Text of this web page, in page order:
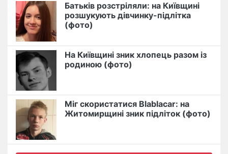
Батьків розстріляли: на Київщині
розшукують дівчинку-підлітка
(фото)
На Київщині зник хлопець разом із
родиною (фото)
Міг скористатися Blablacar: на
Житомирщині зник підліток (фото)